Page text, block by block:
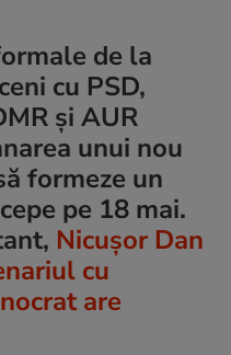
de la
cu PSD,
și AUR
unui nou
formeze un
pe 18 mai.
Nicușor Dan
cu
are